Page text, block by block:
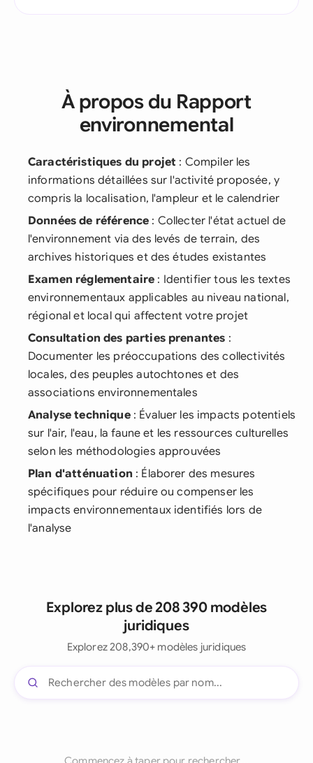
À propos du Rapport
environnemental
Caractéristiques du projet : Compiler les
informations détaillées sur l'activité proposée, y
compris la localisation, l'ampleur et le calendrier
Données de référence : Collecter l'état actuel de
l'environnement via des levés de terrain, des
archives historiques et des études existantes
Examen réglementaire : Identifier tous les textes
environnementaux applicables au niveau national,
régional et local qui affectent votre projet
Consultation des parties prenantes :
Documenter les préoccupations des collectivités
locales, des peuples autochtones et des
associations environnementales
Analyse technique: Évaluer les impacts potentiels
sur l'air, l'eau, la faune et les ressources culturelles
selon les méthodologies approuvées
Plan d'atténuation : Élaborer des mesures
spécifiques pour réduire ou compenser les
impacts environnementaux identifiés lors de
l'analyse
Explorez plus de 208 390 modèles
juridiques
Explorez 208,390+ modèles juridiques